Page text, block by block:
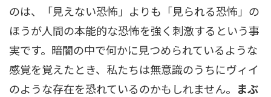
のは、「見えない恐怖」よりも「見られる恐怖」の
ほうが人間の本能的な恐怖を強く刺激するという事
実です。暗闇の中で何かに見つめられているような
感覚を覚えたとき、私たちは無意識のうちにヴィイ
のような存在を恐れているのかもしれません。 まぶ